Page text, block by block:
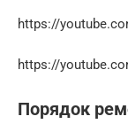
https://
https://
Порядок